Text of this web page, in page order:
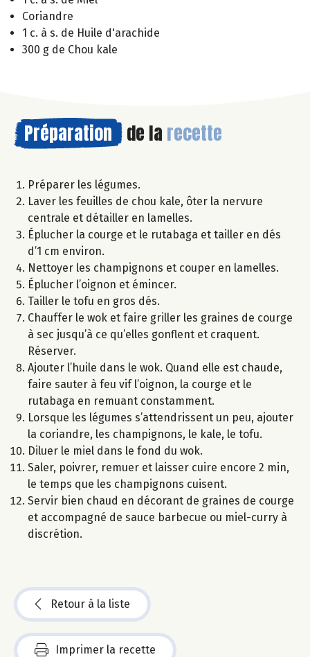
Coriandre
1 c. à s. de Huile d'arachide
300 g de Chou kale
Préparation de la recette
Préparer les légumes.
Laver les feuilles de chou kale, ôter la nervure
centrale et détailler en lamelles.
Éplucher la courge et le rutabaga et tailler en dés
d’1 cm environ.
Nettoyer les champignons et couper en lamelles.
Éplucher l’oignon et émincer.
Tailler le tofu en gros dés.
Chauffer le wok et faire griller les graines de courge
à sec jusqu’à ce qu’elles gonflent et craquent.
Réserver.
Ajouter l’huile dans le wok. Quand elle est chaude,
faire sauter à feu vif l’oignon, la courge et le
rutabaga en remuant constamment.
Lorsque les légumes s’attendrissent un peu, ajouter
la coriandre, les champignons, le kale, le tofu.
Diluer le miel dans le fond du wok.
Saler, poivrer, remuer et laisser cuire encore 2 min,
le temps que les champignons cuisent.
Servir bien chaud en décorant de graines de courge
et accompagné de sauce barbecue ou miel-curry à
discrétion.
Retour à la liste
Imprimer la recette